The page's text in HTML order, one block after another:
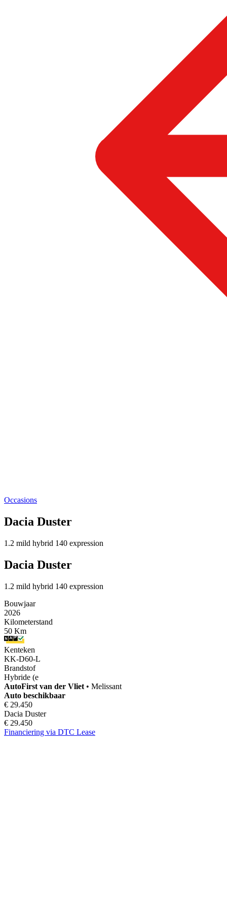
Occasions
Dacia Duster
1.2 mild hybrid 140 expression
Dacia Duster
1.2 mild hybrid 140 expression
Bouwjaar
2026
Kilometerstand
50 Km
Kenteken
KK-D60-L
Brandstof
Hybride (e
AutoFirst van der Vliet • Melissant
Auto beschikbaar
€ 29.450
Dacia Duster
€ 29.450
Financiering via DTC Lease